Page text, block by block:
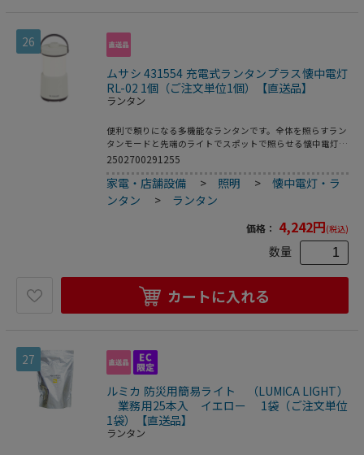
878g
26
ムサシ 431554 充電式ランタンプラス懐中電灯
RL-02 1個（ご注文単位1個）【直送品】
ランタン
便利で頼りになる多機能なランタンです。全体を照らすラン
タンモードと先端のライトでスポットで照らせる懐中電灯機
能を切替できます。●充電式で繰り返し使用可能です。●ボ
赤色ＳＯＳ点滅／消灯にライトモードを切替えできます。●
ランタン点灯時にスイッチを回すと白色⇔電球色のライトの
光色調節ができ、スイッチを長押しすると明るさ調整が可能
です。●持ち手のハンドルを水平から垂直に付け替えること
ができます。懐中電灯で使用する場合などシーンに合わせて
使い分けください。●コンパクトながら十分な明るさで点灯
し、明るさを弱めることで点灯時間を長持ちさせることがで
可能。最大２０００ｍＡｈの給電ができます。
2502700291255
家電・店舗設備 > 照明 >懐中電灯・ラ
ンタン
> ランタン
価格： 4,242円(税込)
数量
カートに入れる
27
ルミカ 防災用簡易ライト （LUMICA LIGHT）
業務用25本入 イエロー 1袋（ご注文単位
1袋）【直送品】
ランタン